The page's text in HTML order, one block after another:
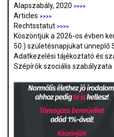
Alapszabály, 2020 >>>>
Articles >>>>
Rechtsstatut >>>>
Köszöntjük a 2026-os évben
50.) születésnapjukat ünneplő
Adatkezelési tájékoztató és
Szépírók szociális szabályzata